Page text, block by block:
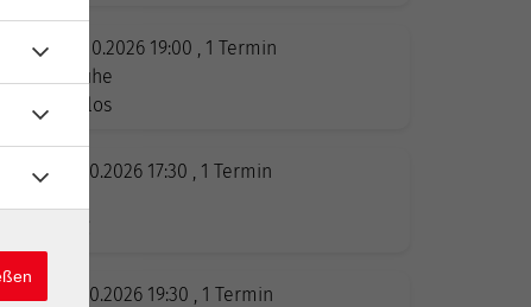
Mo. 12.10.2026 19:00 , 1 Termin
Karlsruhe
kostenlos
Do. 15.10.2026 17:30 , 1 Termin
Do. 15.10.2026 19:30 , 1 Termin